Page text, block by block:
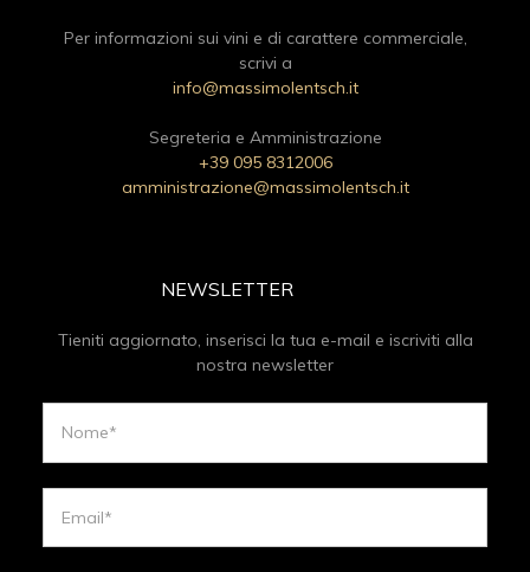
Per informazioni sui vini e di carattere commerciale,
scrivi a
info@massimolentsch.it
Segreteria e Amministrazione
+39 095 8312006
amministrazione@massimolentsch.it
NEWSLETTER
Tieniti aggiornato, inserisci la tua e-mail e iscriviti alla
nostra newsletter